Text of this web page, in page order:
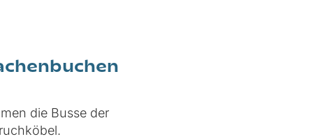
die Busse der